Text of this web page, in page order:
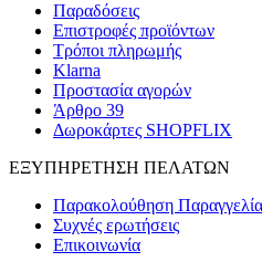
Παραδόσεις
Επιστροφές προϊόντων
Τρόποι πληρωμής
Klarna
Προστασία αγορών
Άρθρο 39
Δωροκάρτες SHOPFLIX
ΕΞΥΠΗΡΕΤΗΣΗ ΠΕΛΑΤΩΝ
Παρακολούθηση
Συχνές ερωτήσεις
Επικοινωνία